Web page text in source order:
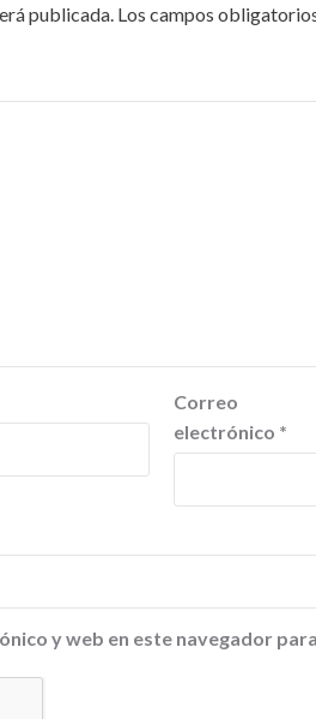
publicada. Los campos
Correo
electrónico *
y web en este navegador